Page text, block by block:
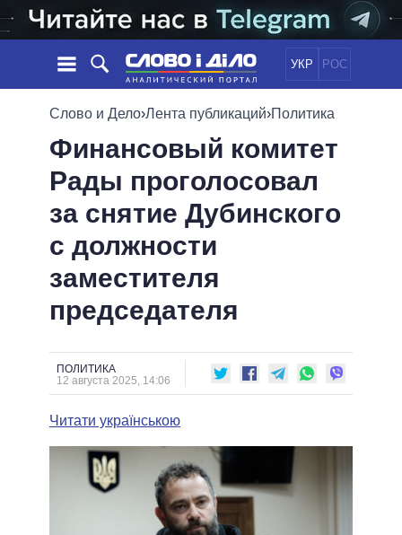
УКР РОС
НОВОСТИ
ЛЕНТА
СОБЫТИЯ
СТАТЬИ
ОБЗОРЫ
ДАЙДЖЕСТЫ
ПОЛИТИКА
ЭКОНОМИКА
ОБЩЕСТВО
ОБЕЩАНИЯ
ПОЛИТИКИ
ПРЕЗИДЕНТ И ОФИС
ВЕРХОВНАЯ РАДА
КАБИНЕТ МИНИСТРОВ
МЭРЫ
ВСЕ ПЕРСОНЫ
ИНФОГРАФИКА
ВИДЕО
ПОДДЕРЖАТЬ
СРАВНЕНИЕ ПОЛИТИКОВ
Слово и Дело›Лента публикаций›Политика
Финансовый комитет
Рады проголосовал
за снятие Дубинского
с должности
заместителя
председателя
ПОЛИТИКА
12 августа 2025, 14:06
Читати українською